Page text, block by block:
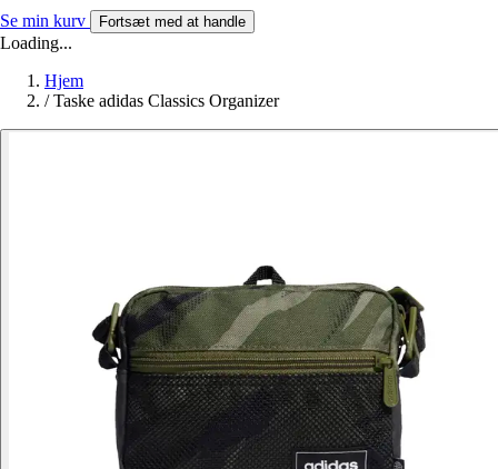
Se min kurv Fortsæt med at handle
Loading...
Hjem
/ Taske adidas Classics Organizer